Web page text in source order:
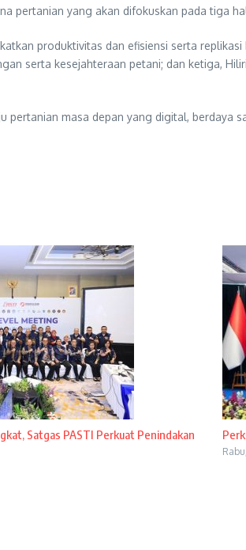
yang akan difokuskan pada tiga
produktivitas dan efisiensi serta
serta kesejahteraan petani; dan ketiga,
masa depan yang digital, berdaya
Satgas PASTI Perkuat Penindakan